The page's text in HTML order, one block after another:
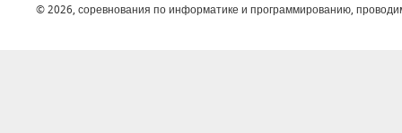
© 2026, соревнования по информатике и программированию,